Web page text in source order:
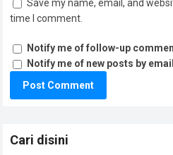
Save my name, email, and
time I comment.
Notify me of follow-up
Notify me of new posts by
Cari disini